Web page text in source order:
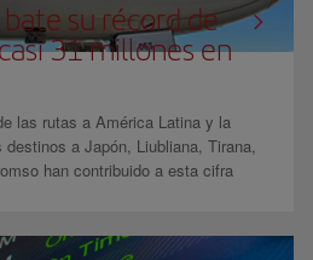
su récord de
31 millones en
las rutas a América Latina y la
a Japón, Liubliana, Tirana,
han contribuido a esta cifra